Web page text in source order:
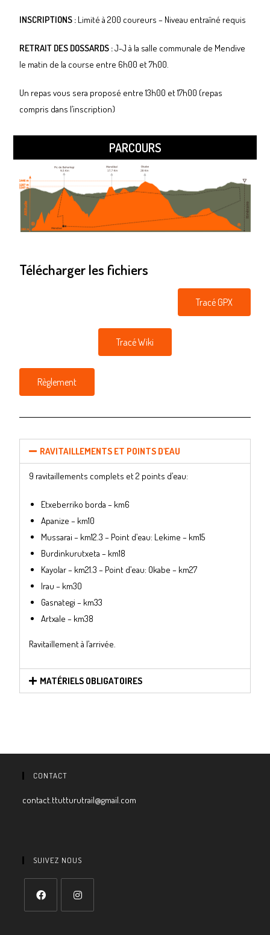
INSCRIPTIONS : Limité à 200 coureurs – Niveau entraîné requis
RETRAIT DES DOSSARDS :J-J à la salle communale de Mendive
le matin de la course entre 6h00 et 7h00.
Un repas vous sera proposé entre 13h00 et 17h00 (repas
compris dans l’inscription)
PARCOURS
Télécharger les fichiers
Tracé GPX
Tracé Wiki
Règlement
RAVITAILLEMENTS ET POINTS D'EAU
9 ravitaillements complets et 2 points d’eau:
Etxeberriko borda – km6
Apanize – km10
Mussarai – km12.3 – Point d’eau: Lekime – km15
Burdinkurutxeta – km18
Kayolar – km21.3 – Point d’eau: Okabe – km27
Irau – km30
Gasnategi – km33
Artxale – km38
Ravitaillement à l’arrivée.
MATÉRIELS OBLIGATOIRES
CONTACT
contact.ttutturutrail@gmail.com
SUIVEZ NOUS